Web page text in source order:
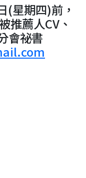
(星期四)前，
推薦人CV、
會祕書